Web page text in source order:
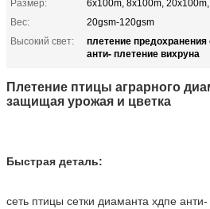
Размер:
6x100m, 8x100m,
Вес:
20gsm-120gsm
Высокий свет:
плетение
анти- плетение вихруна
Плетение птицы аграрного
защищая урожая и цветка
Быстрая деталь:
сеть птицы сетки диаманта хдпе